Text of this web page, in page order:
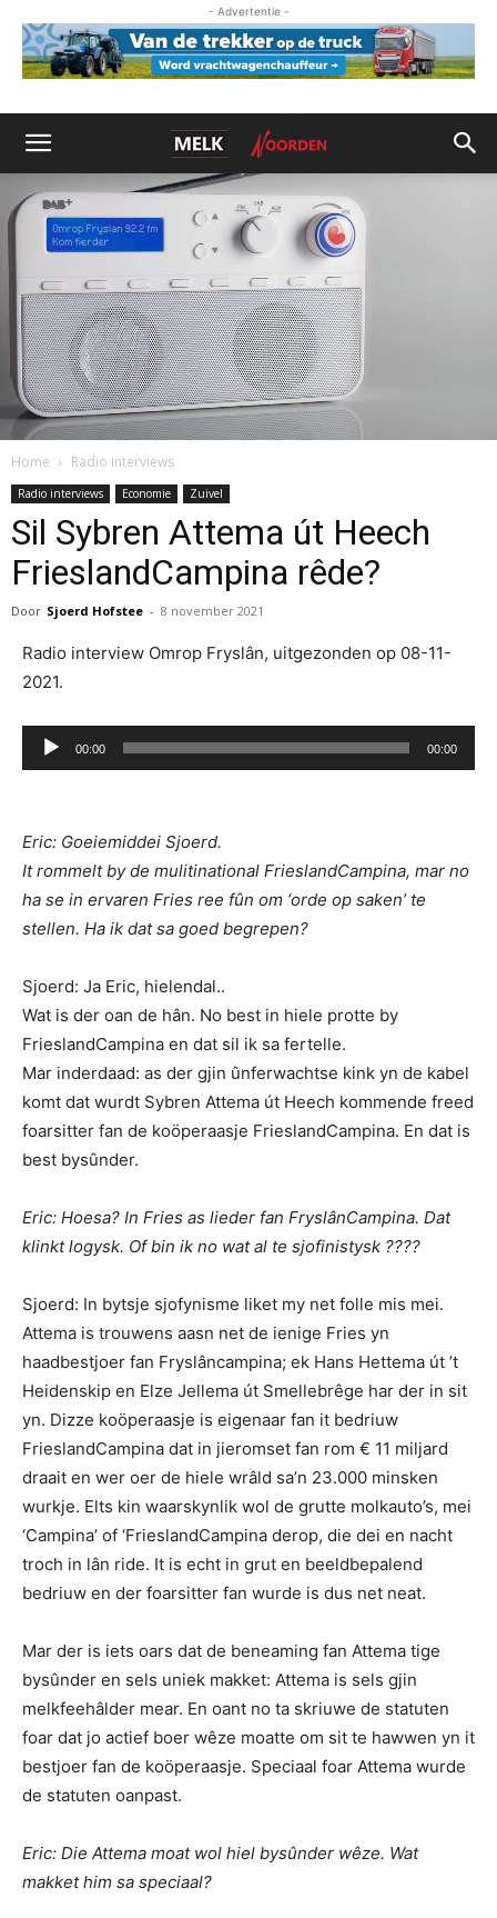
- Advertentie -
Home Radio interviews
Radio interviews Economie Zuivel
Sil Sybren Attema út Heech
FrieslandCampina rêde?
Door Sjoerd Hofstee - 8 november 2021
Radio interview Omrop Fryslân, uitgezonden op 08-11-
2021.
Audiospeler
00:00 00:00
Eric: Goeiemiddei Sjoerd.
It rommelt by de mulitinational FrieslandCampina, mar no
ha se in ervaren Fries ree fûn om ‘orde op saken’ te
stellen. Ha ik dat sa goed begrepen?
Sjoerd: Ja Eric, hielendal..
Wat is der oan de hân. No best in hiele protte by
FrieslandCampina en dat sil ik sa fertelle.
Mar inderdaad: as der gjin ûnferwachtse kink yn de kabel
komt dat wurdt Sybren Attema út Heech kommende freed
foarsitter fan de koöperaasje FrieslandCampina. En dat is
best bysûnder.
Eric: Hoesa? In Fries as lieder fan FryslânCampina. Dat
klinkt logysk. Of bin ik no wat al te sjofinistysk ????
Sjoerd: In bytsje sjofynisme liket my net folle mis mei.
Attema is trouwens aasn net de ienige Fries yn
haadbestjoer fan Fryslâncampina; ek Hans Hettema út ’t
Heidenskip en Elze Jellema út Smellebrêge har der in sit
yn. Dizze koöperaasje is eigenaar fan it bedriuw
FrieslandCampina dat in jieromset fan rom € 11 miljard
draait en wer oer de hiele wrâld sa’n 23.000 minsken
wurkje. Elts kin waarskynlik wol de grutte molkauto’s, mei
‘Campina’ of ‘FrieslandCampina derop, die dei en nacht
troch in lân ride. It is echt in grut en beeldbepalend
bedriuw en der foarsitter fan wurde is dus net neat.
Mar der is iets oars dat de beneaming fan Attema tige
bysûnder en sels uniek makket: Attema is sels gjin
melkfeehâlder mear. En oant no ta skriuwe de statuten
foar dat jo actief boer wêze moatte om sit te hawwen yn it
bestjoer fan de koöperaasje. Speciaal foar Attema wurde
de statuten oanpast.
Eric: Die Attema moat wol hiel bysûnder wêze. Wat
makket him sa speciaal?